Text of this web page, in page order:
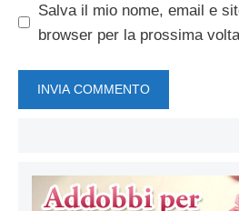
Salva il mio nome, email e
browser per la prossima